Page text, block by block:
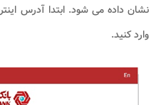
نشان داده می شود. ابتدا آدرس
وارد کنید.